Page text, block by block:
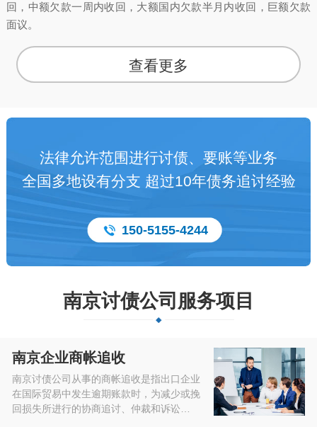
回，中额欠款一周内收回，大额国内欠款半月内收回，巨额欠款
面议。
查看更多
法律允许范围进行讨债、要账等业务
全国多地设有分支 超过10年债务追讨经验
150-5155-4244
南京讨债公司服务项目
南京企业商帐追收
南京讨债公司从事的商帐追收是指出口企业
在国际贸易中发生逾期账款时，为减少或挽
回损失所进行的协商追讨、仲裁和诉讼…